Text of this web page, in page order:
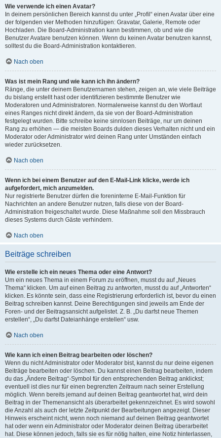
Wie verwende ich einen Avatar?
In deinem persönlichen Bereich kannst du unter „Profil“ einen Avatar über eine
der folgenden vier Methoden hinzufügen: Gravatar, Galerie, Remote oder
Hochladen. Die Board-Administration kann bestimmen, ob und wie die
Benutzer Avatare benutzen können. Wenn du keinen Avatar benutzen kannst,
solltest du die Board-Administration kontaktieren.
Nach oben
Was ist mein Rang und wie kann ich ihn ändern?
Ränge, die unter deinem Benutzernamen stehen, zeigen an, wie viele Beiträge
du bislang erstellt hast oder identifizieren bestimmte Benutzer wie
Moderatoren und Administratoren. Normalerweise kannst du den Wortlaut
eines Ranges nicht direkt ändern, da sie von der Board-Administration
festgelegt wurden. Bitte schreibe keine sinnlosen Beiträge, nur um deinen
Rang zu erhöhen — die meisten Boards dulden dieses Verhalten nicht und ein
Moderator oder Administrator wird deinen Rang unter Umständen einfach
wieder zurücksetzen.
Nach oben
Wenn ich bei einem Benutzer auf den E-Mail-Link klicke, werde ich
aufgefordert, mich anzumelden.
Nur registrierte Benutzer dürfen die foreninterne E-Mail-Funktion für
Nachrichten an andere Benutzer nutzen, falls diese von der Board-
Administration freigeschaltet wurde. Diese Maßnahme soll den Missbrauch
dieses Systems durch Gäste verhindern.
Nach oben
Beiträge schreiben
Wie erstelle ich ein neues Thema oder eine Antwort?
Um ein neues Thema in einem Forum zu eröffnen, musst du auf „Neues
Thema“ klicken. Um auf einen Beitrag zu antworten, musst du auf „Antworten“
klicken. Es könnte sein, dass eine Registrierung erforderlich ist, bevor du einen
Beitrag schreiben kannst. Deine Berechtigungen sind jeweils am Ende der
Foren- und der Beitragsansicht aufgelistet. Z. B. „Du darfst neue Themen
erstellen“, „Du darfst Dateianhänge erstellen“ usw.
Nach oben
Wie kann ich einen Beitrag bearbeiten oder löschen?
Wenn du nicht Administrator oder Moderator bist, kannst du nur deine eigenen
Beiträge bearbeiten oder löschen. Du kannst einen Beitrag bearbeiten, indem
du das „Ändere Beitrag“-Symbol für den entsprechenden Beitrag anklickst;
eventuell ist dies nur für einen begrenzten Zeitraum nach seiner Erstellung
möglich. Wenn bereits jemand auf deinen Beitrag geantwortet hat, wird dein
Beitrag in der Themenansicht als überarbeitet gekennzeichnet. Es wird sowohl
die Anzahl als auch der letzte Zeitpunkt der Bearbeitungen angezeigt. Dieser
Hinweis erscheint nicht, wenn noch niemand auf deinen Beitrag geantwortet
hat oder wenn ein Administrator oder Moderator deinen Beitrag überarbeitet
hat. Diese können jedoch, falls sie es für nötig halten, eine Notiz hinterlassen,